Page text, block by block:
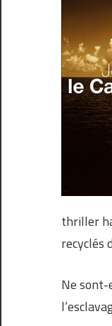
thriller
recyclés
Ne sont-